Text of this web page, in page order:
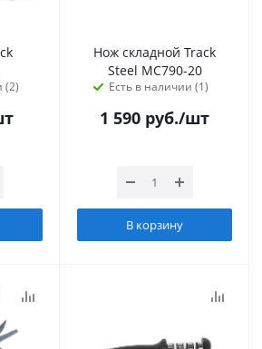
(2)
Нож складной Track
Steel MC790-20
Есть в наличии (1)
1 590 руб./шт
В корзину